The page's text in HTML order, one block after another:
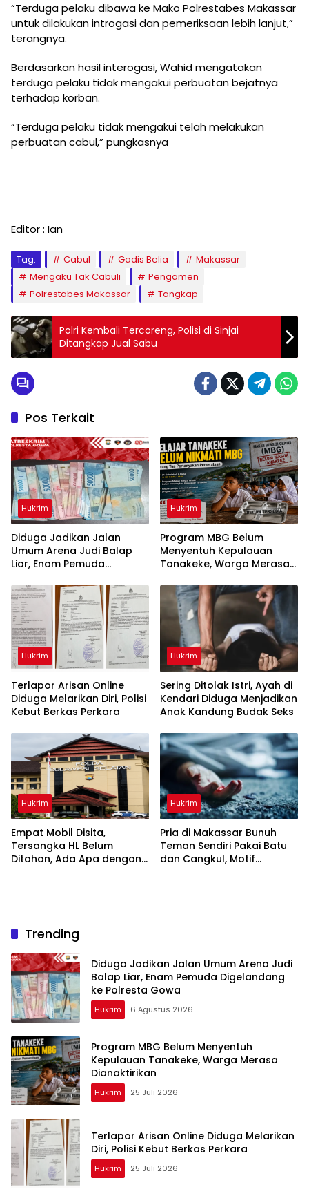
“Terduga pelaku dibawa ke Mako Polrestabes Makassar
untuk dilakukan introgasi dan pemeriksaan lebih lanjut,”
terangnya.
Berdasarkan hasil interogasi, Wahid mengatakan
terduga pelaku tidak mengakui perbuatan bejatnya
terhadap korban.
“Terduga pelaku tidak mengakui telah melakukan
perbuatan cabul,” pungkasnya
Editor : Ian
Tag: Cabul Gadis Belia
Makassar
Mengaku Tak Cabuli
Pengamen
Polrestabes Makassar
Tangkap
Polri Kembali Tercoreng, Polisi di Sinjai
Ditangkap Jual Sabu
Pos Terkait
Hukrim
Diduga Jadikan Jalan
Umum Arena Judi Balap
Liar, Enam Pemuda
Gowa
Hukrim
Program MBG Belum
Menyentuh Kepulauan
Tanakeke, Warga Merasa
Hukrim
Terlapor Arisan Online
Diduga Melarikan Diri, Polisi
Kebut Berkas Perkara
Hukrim
Sering Ditolak Istri, Ayah di
Kendari Diduga Menjadikan
Anak Kandung Budak Seks
Hukrim
Empat Mobil Disita,
Tersangka HL Belum
Ditahan, Ada Apa dengan
Hukrim
Pria di Makassar Bunuh
Teman Sendiri Pakai Batu
dan Cangkul, Motif
Trending
Diduga Jadikan Jalan Umum Arena Judi
Balap Liar, Enam Pemuda Digelandang
ke Polresta Gowa
Hukrim 6 Agustus 2026
Program MBG Belum Menyentuh
Kepulauan Tanakeke, Warga Merasa
Dianaktirikan
Hukrim 25 Juli 2026
Terlapor Arisan Online Diduga Melarikan
Diri, Polisi Kebut Berkas Perkara
Hukrim 25 Juli 2026